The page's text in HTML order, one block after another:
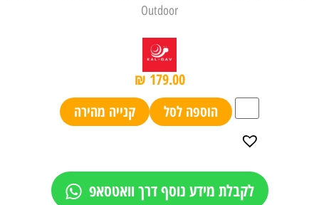
Outdoor
₪ 179.00
הוספה לסל
קנייה מהירה
לקבלת מידע נוסף דרך וואטסאפ